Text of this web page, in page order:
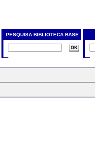
PESQUISA BIBLIOTECA BASE